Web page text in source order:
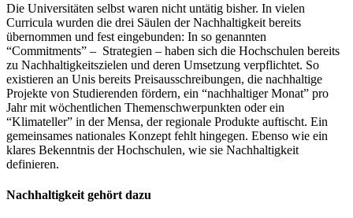
Die Universitäten selbst waren nicht untätig bisher. In vielen
Curricula wurden die drei Säulen der Nachhaltigkeit bereits
übernommen und fest eingebunden: In so genannten
“Commitments” – Strategien – haben sich die Hochschulen bereits
zu Nachhaltigkeitszielen und deren Umsetzung verpflichtet. So
existieren an Unis bereits Preisausschreibungen, die nachhaltige
Projekte von Studierenden fördern, ein “nachhaltiger Monat” pro
Jahr mit wöchentlichen Themenschwerpunkten oder ein
“Klimateller” in der Mensa, der regionale Produkte auftischt. Ein
gemeinsames nationales Konzept fehlt hingegen. Ebenso wie ein
klares Bekenntnis der Hochschulen, wie sie Nachhaltigkeit
definieren.
Nachhaltigkeit gehört dazu